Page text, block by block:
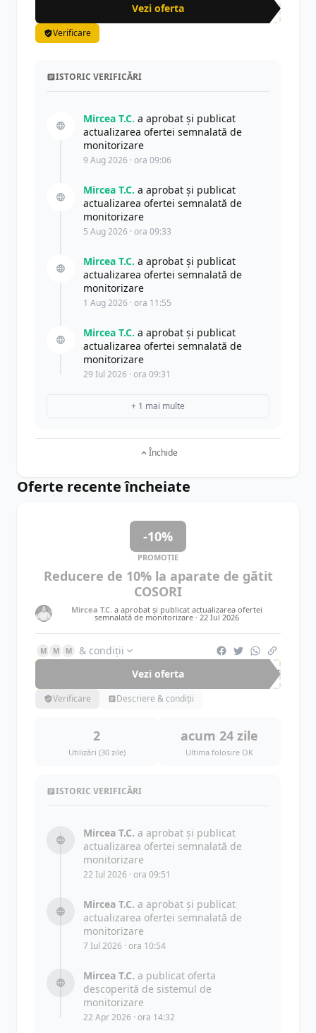
Vezi oferta
Verificare
ISTORIC VERIFICĂRI
Mircea T.C. a aprobat și publicat
actualizarea ofertei semnalată de
monitorizare
9 Aug 2026 · ora 09:06
Mircea T.C. a aprobat și publicat
actualizarea ofertei semnalată de
monitorizare
5 Aug 2026 · ora 09:33
Mircea T.C. a aprobat și publicat
actualizarea ofertei semnalată de
monitorizare
1 Aug 2026 · ora 11:55
Mircea T.C. a aprobat și publicat
actualizarea ofertei semnalată de
monitorizare
29 Iul 2026 · ora 09:31
+ 1 mai multe
Închide
Oferte recente încheiate
-10%
PROMOȚIE
Reducere de 10% la aparate de gătit
COSORI
Mircea T.C. a aprobat și publicat actualizarea ofertei
semnalată de monitorizare · 22 Iul 2026
M M M
& condiții
Vezi oferta
-10%
Verificare Descriere & condiții
2
Utilizări (30 zile)
acum 24 zile
Ultima folosire OK
ISTORIC VERIFICĂRI
Mircea T.C. a aprobat și publicat
actualizarea ofertei semnalată de
monitorizare
22 Iul 2026 · ora 09:51
Mircea T.C. a aprobat și publicat
actualizarea ofertei semnalată de
monitorizare
7 Iul 2026 · ora 10:54
Mircea T.C. a publicat oferta
descoperită de sistemul de
monitorizare
22 Apr 2026 · ora 14:32